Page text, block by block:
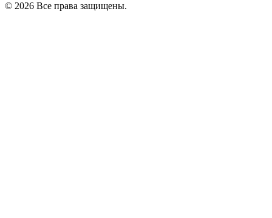
© 2026 Все права защищены.